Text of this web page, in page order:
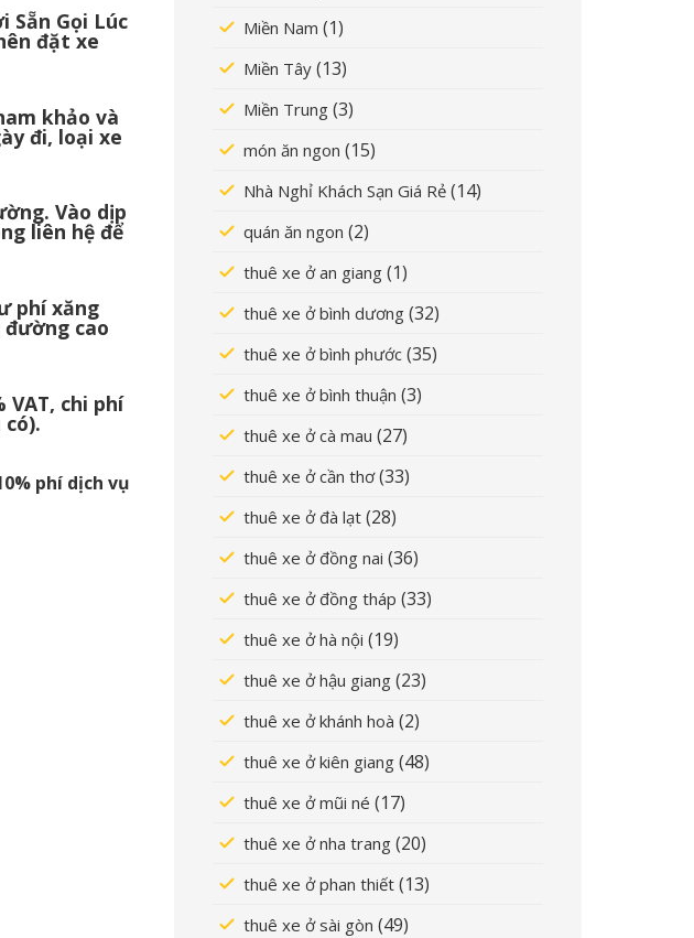
Sẵn Gọi Lúc
đặt xe
khảo và
đi, loại xe
Vào dịp
liên hệ để
phí xăng
cao
VAT, chi phí
phí dịch vụ
Miền Nam (1)
Miền Tây (13)
Miền Trung (3)
món ăn ngon (15)
Nhà Nghỉ Khách Sạn Giá Rẻ (14)
quán ăn ngon (2)
thuê xe ở an giang (1)
thuê xe ở bình dương (32)
thuê xe ở bình phước (35)
thuê xe ở bình thuận (3)
thuê xe ở cà mau (27)
thuê xe ở cần thơ(33)
thuê xe ở đà lạt (28)
thuê xe ở đồng nai (36)
thuê xe ở đồng tháp (33)
thuê xe ở hà nội (19)
thuê xe ở hậu giang (23)
thuê xe ở khánh hoà (2)
thuê xe ở kiên giang (48)
thuê xe ở mũi né (17)
thuê xe ở nha trang (20)
thuê xe ở phan thiết (13)
thuê xe ở sài gòn (49)